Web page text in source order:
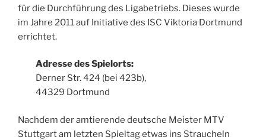
für die Durchführung des Ligabetriebs. Dieses wurde
im Jahre 2011 auf Initiative des ISC Viktoria Dortmund
errichtet.
Adresse des Spielorts:
Derner Str. 424 (bei 423b),
44329 Dortmund
Nachdem der amtierende deutsche Meister MTV
Stuttgart am letzten Spieltag etwas ins Straucheln